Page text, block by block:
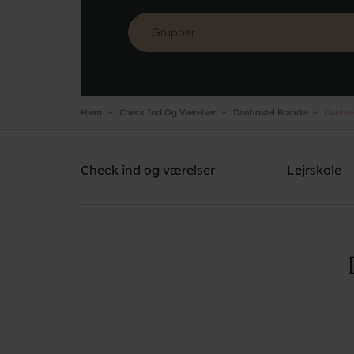
Hjem Check Ind Og Værelser Danhostel Brande
Check ind og værelser Lejrskole